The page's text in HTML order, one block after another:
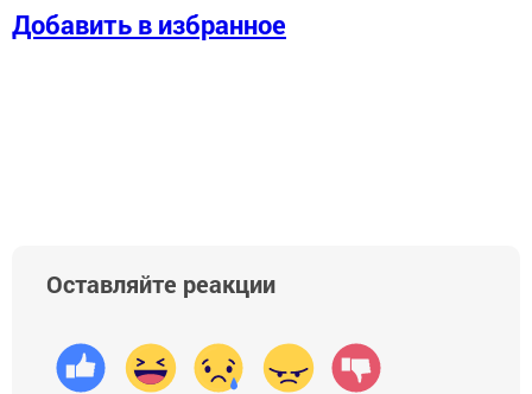
Добавить в избранное
Оставляйте реакции